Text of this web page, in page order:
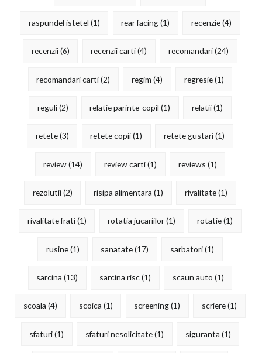
raspundel istetel (1) rear facing(1) recenzie(4)
recenzii(6) recenzii carti(4) recomandari(24)
recomandari carti(2) regim (4) regresie(1)
reguli(2) relatie parinte-copil (1) relatii(1)
retete(3) retete copii(1) retete gustari(1)
review(14) review carti(1) reviews (1)
rezolutii(2) risipa alimentara (1) rivalitate(1)
rivalitate frati(1) rotatia jucariilor(1) rotatie(1)
rusine(1) sanatate(17) sarbatori(1)
sarcina (13) sarcina risc(1) scaun auto (1)
scoala (4) scoica (1) screening(1) scriere(1)
sfaturi(1) sfaturi nesolicitate(1) siguranta (1)